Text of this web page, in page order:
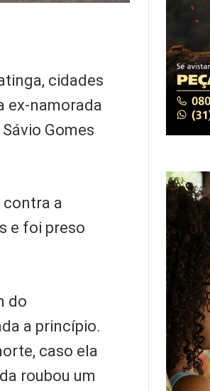
cidades
ex-namorada
Gomes
contra a
e foi preso
do
a princípio.
caso ela
roubou um